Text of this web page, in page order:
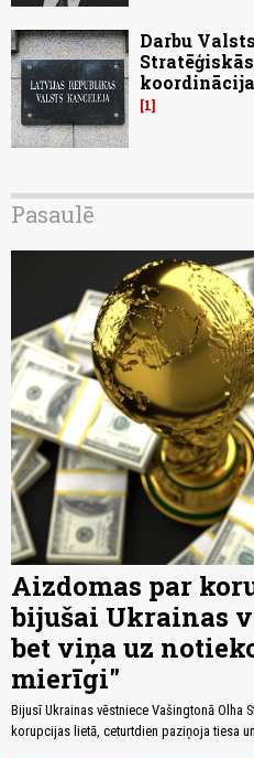
Darbu
1
Pasaulē
Aizdomas par
bijušai Ukrainas
bet viņa uz
mierīgi"
Bijusī Ukrainas vēstniece Vašingtonā Olha
korupcijas lietā, ceturtdien paziņoja tiesa